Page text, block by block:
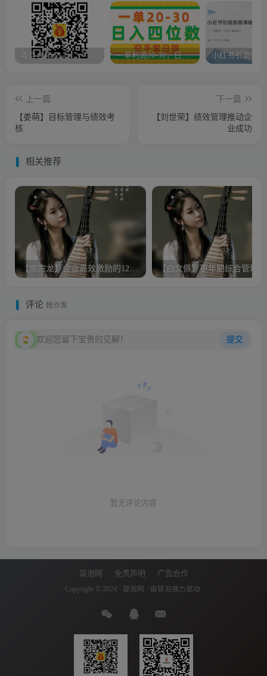
项目合作 一单利润20-30，日入四位数，空手套白狼，只要做就能赚，简单无套路
上一篇
【娄萌】目标管理与绩效考
核
下一篇
【刘世荣】绩效管理推动企
业成功
相关推荐
【白文佩】更年期综合管理
评论 抢沙发
欢迎您留下宝贵的见解！ 提交
暂无评论内容
冒泡网 免责声明 广告合作
Copyright © 2024 · 冒泡网 · 由 冒泡 强力驱动.